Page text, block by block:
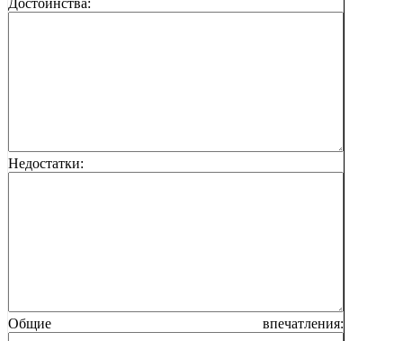
Недостатки:
Общие впечатления: